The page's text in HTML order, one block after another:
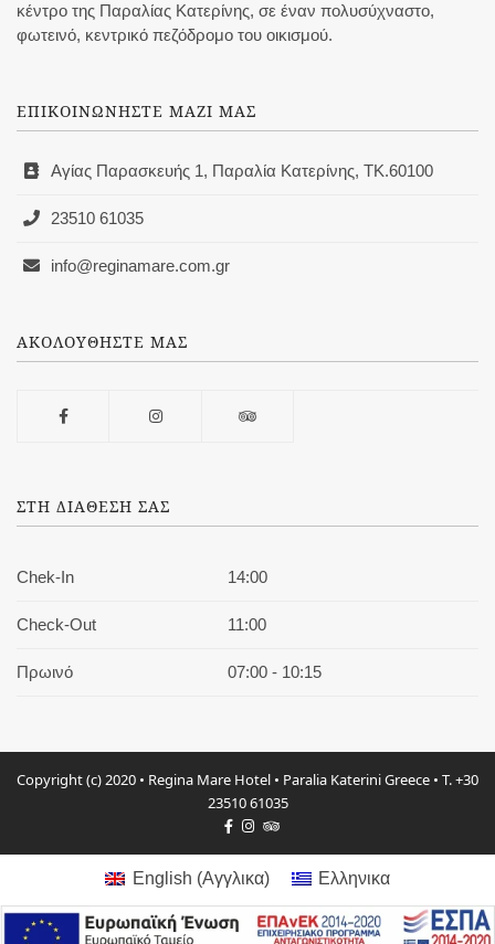
κέντρο της Παραλίας Κατερίνης, σε έναν πολυσύχναστο,
φωτεινό, κεντρικό πεζόδρομο του οικισμού.
ΕΠΙΚΟΙΝΩΝΗΣΤΕ ΜΑΖΙ ΜΑΣ
Αγίας Παρασκευής 1, Παραλία Κατερίνης, ΤΚ.60100
23510 61035
info@reginamare.com.gr
ΑΚΟΛΟΥΘΗΣΤΕ ΜΑΣ
ΣΤΗ ΔΙΑΘΕΣΗ ΣΑΣ
Chek-In 14:00
Check-Out 11:00
Πρωινό 07:00 - 10:15
Copyright (c) 2020 • Regina Mare Hotel • Paralia Katerini Greece • T. +30
23510 61035
English (Αγγλικα) Ελληνικα